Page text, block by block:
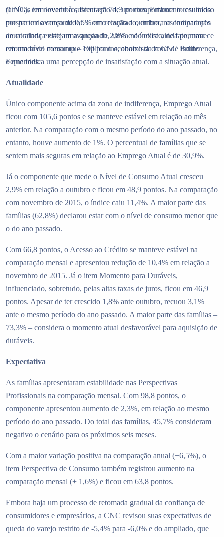
(CNC), em novembro, ficou em 74,3 pontos. Embora o resultado
mostre um avanço de 0,5% em relação a outubro, na comparação
anual ainda existe uma queda de 2,8% e o índice ainda permanece
em um nível menor que 100 pontos, abaixo da zona de indiferença,
o que indica uma percepção de insatisfação com a situação atual.
famílias tem levado à sustentação de um comportamento cauteloso
por parte do consumidor. Como resultado, embora os indicadores
de confiança estejam avançando, ainda não existe, de fato, uma
retomada do consumo – explica o economista da CNC Bruno
Fernandes.
Atualidade
Único componente acima da zona de indiferença, Emprego Atual
ficou com 105,6 pontos e se manteve estável em relação ao mês
anterior. Na comparação com o mesmo período do ano passado, no
entanto, houve aumento de 1%. O percentual de famílias que se
sentem mais seguras em relação ao Emprego Atual é de 30,9%.
Já o componente que mede o Nível de Consumo Atual cresceu
2,9% em relação a outubro e ficou em 48,9 pontos. Na comparação
com novembro de 2015, o índice caiu 11,4%. A maior parte das
famílias (62,8%) declarou estar com o nível de consumo menor que
o do ano passado.
Com 66,8 pontos, o Acesso ao Crédito se manteve estável na
comparação mensal e apresentou redução de 10,4% em relação a
novembro de 2015. Já o item Momento para Duráveis,
influenciado, sobretudo, pelas altas taxas de juros, ficou em 46,9
pontos. Apesar de ter crescido 1,8% ante outubro, recuou 3,1%
ante o mesmo período do ano passado. A maior parte das famílias –
73,3% – considera o momento atual desfavorável para aquisição de
duráveis.
Expectativa
As famílias apresentaram estabilidade nas Perspectivas
Profissionais na comparação mensal. Com 98,8 pontos, o
componente apresentou aumento de 2,3%, em relação ao mesmo
período do ano passado. Do total das famílias, 45,7% consideram
negativo o cenário para os próximos seis meses.
Com a maior variação positiva na comparação anual (+6,5%), o
item Perspectiva de Consumo também registrou aumento na
comparação mensal (+ 1,6%) e ficou em 63,8 pontos.
Embora haja um processo de retomada gradual da confiança de
consumidores e empresários, a CNC revisou suas expectativas de
queda do varejo restrito de -5,4% para -6,0% e do ampliado, que